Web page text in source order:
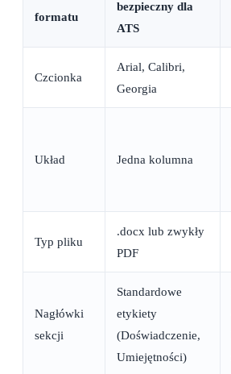
formatu
bezpieczny dla
ATS
Czcionka
Arial, Calibri,
Georgia
Układ Jedna kolumna
Typ pliku
.docx lub zwykły
PDF
Nagłówki
sekcji
Standardowe
etykiety
(Doświadczenie,
Umiejętności)